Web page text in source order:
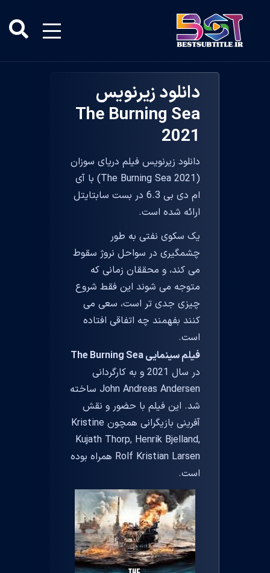
دانلود زیرنویس
The Burning Sea
2021
دانلود زیرنویس فیلم دریای سوزان
(The Burning Sea 2021) با آی
ام دی بی 6.3 در بست سابتایتل
ارائه شده است.
یک سکوی نفتی به طور
چشمگیری در سواحل نروژ سقوط
می کند، و محققان زمانی که
متوجه می شوند این فقط شروع
چیزی جدی تر است، سعی می
کنند بفهمند چه اتفاقی افتاده
است.
فیلم سینمایی The Burning Sea
در سال 2021 و به کارگردانی
John Andreas Andersen ساخته
شد. این فیلم با حضور و نقش
آفرینی بازیگرانی همچون Kristine
Kujath Thorp, Henrik Bjelland,
Rolf Kristian Larsen همراه بوده
است.